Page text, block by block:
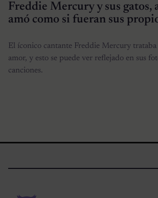
Freddie Mercury y sus gatos,
amó como si fueran sus
El íconico cantante Freddie Mercury trataba
amor, y esto se puede ver reflejado en sus
canciones.